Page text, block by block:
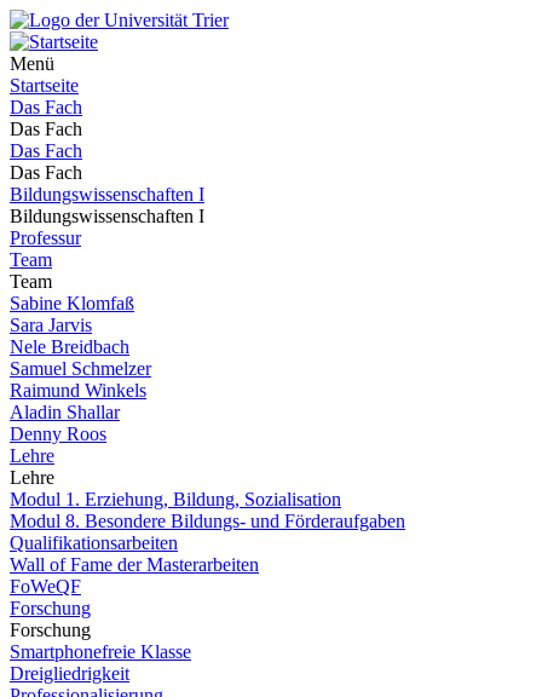
Menü
Startseite
Das Fach
Das Fach
Das Fach
Das Fach
Bildungswissenschaften I
Bildungswissenschaften I
Professur
Team
Team
Sabine Klomfaß
Sara Jarvis
Nele Breidbach
Samuel Schmelzer
Raimund Winkels
Aladin Shallar
Denny Roos
Lehre
Lehre
Modul 1. Erziehung, Bildung, Sozialisation
Modul 8. Besondere Bildungs- und Förderaufgaben
Qualifikationsarbeiten
Wall of Fame der Masterarbeiten
FoWeQF
Forschung
Forschung
Smartphonefreie Klasse
Dreigliedrigkeit